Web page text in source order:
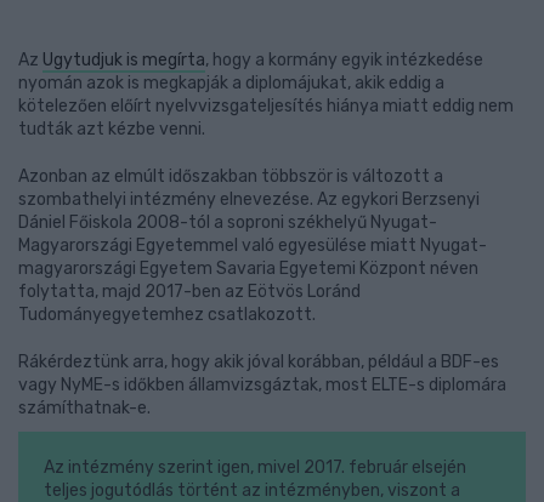
Az Ugytudjuk is megírta, hogy a kormány egyik intézkedése
nyomán azok is megkapják a diplomájukat, akik eddig a
kötelezően előírt nyelvvizsgateljesítés hiánya miatt eddig nem
tudták azt kézbe venni.
Azonban az elmúlt időszakban többször is változott a
szombathelyi intézmény elnevezése. Az egykori Berzsenyi
Dániel Főiskola 2008-tól a soproni székhelyű Nyugat-
Magyarországi Egyetemmel való egyesülése miatt Nyugat-
magyarországi Egyetem Savaria Egyetemi Központ néven
folytatta, majd 2017-ben az Eötvös Loránd
Tudományegyetemhez csatlakozott.
Rákérdeztünk arra, hogy akik jóval korábban, például a BDF-es
vagy NyME-s időkben államvizsgáztak, most ELTE-s diplomára
számíthatnak-e.
Az intézmény szerint igen, mivel 2017. február elsején
teljes jogutódlás történt az intézményben, viszont a